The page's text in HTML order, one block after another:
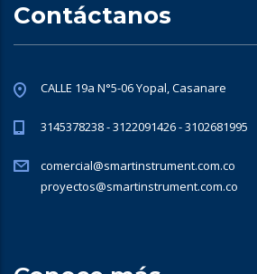
Contáctanos
CALLE 19a N°5-06 Yopal, Casanare
3145378238 - 3122091426 - 3102681995
comercial@smartinstrument.com.co
proyectos@smartinstrument.com.co